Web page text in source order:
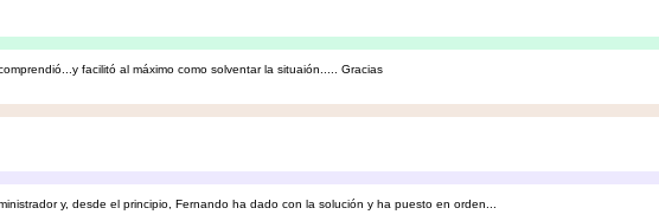
facilitó al máximo como solventar la situaión..... Gracias
y, desde el principio, Fernando ha dado con la solución y ha puesto en orden...